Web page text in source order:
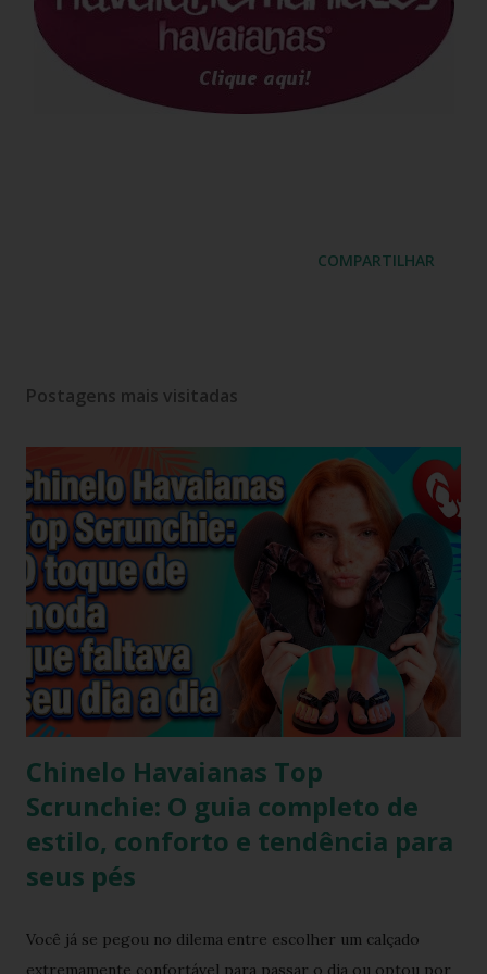
COMPARTILHAR
Postagens mais visitadas
Chinelo Havaianas Top
Scrunchie: O guia completo de
estilo, conforto e tendência para
seus pés
Você já se pegou no dilema entre escolher um calçado
extremamente confortável para passar o dia ou optou por